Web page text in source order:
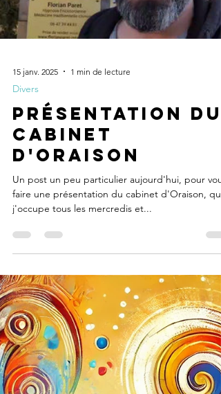
15 janv. 2025 1 min de lecture
Divers
Présentation du
cabinet
d'Oraison
Un post un peu particulier aujourd'hui, pour vous
faire une présentation du cabinet d'Oraison, que
j'occupe tous les mercredis et...